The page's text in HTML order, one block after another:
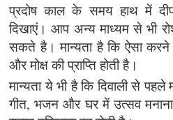
प्रदोष काल के समय हाथ में
दिखाएं। आप अन्य माध्यम से भी
सकते है। मान्यता है कि ऐसा करने
और मोक्ष की प्राप्ति होती है।
मान्यता ये भी है कि दिवाली से पहले
गीत, भजन और घर में उत्सव